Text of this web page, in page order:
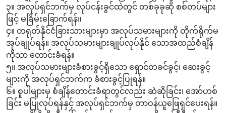
၃။ အလုပ်ရှင်ဘက်မှ လုပ်ငန်းခွင်ထဲတွင် တစ်ခုခုဆို စစ်တပ်များ
ဖြင့် မခြိမ်းခြောက်ရန်။
၄။ တရုတ်နိုင်ငံခြားသားများမှာ အလုပ်သမားများကို တိုက်ရိုက်မ
အုပ်ချုပ်ရန်။ အလုပ်သမားများချုပ်လုပ်နိုင် သောအထည်စံချိန်
ကိုသာ တောင်းခံရန်။
၅။ အလုပ်သမားများခံစားခွင့်ရှိသော ရှောင်တခင်ခွင့်၊ ဆေးခွင့်
များကို အလုပ်ရှင်ဘက်က ခံစားခွင့်ပြုရန်။
၆။ စူပါများမှ စံချိန်တောင်းခံရာတွင်လည်း ဆဲဆိုခြင်း၊ အော်ဟစ်
ခြင်း မပြုလုပ်ရန်နှင့် အလုပ်ရှင်ဘက်မှ တာဝန်ယူဖြေရှင်ပေးရန်။